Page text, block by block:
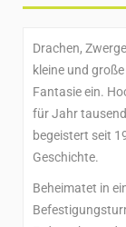
Drachen,
kleine und
Fantasie ein.
für Jahr
begeistert seit
Geschichte.
Beheimatet in